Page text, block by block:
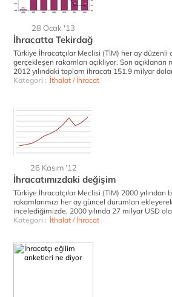
28 Ocak '13
İhracatta Tekirdağ
Türkiye İhracatçılar Meclisi (TİM) her ay düzenli
gerçekleşen rakamları açıklıyor. Son
2012 yılındaki toplam ihracatı 151,9 milyar
Kategori : İthalat / İhracat
26 Kasım '12
İhracatımızdaki değişim
Türkiye İhracatçılar Meclisi (TİM) 2000
rakamlarımızı her ay güncel durumları
incelediğimizde, 2000 yılında 27 milyar USD
Kategori : İthalat / İhracat